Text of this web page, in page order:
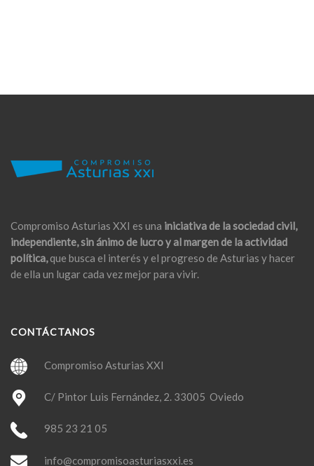
Compromiso Asturias XXI es una iniciativa de la sociedad civil,
independiente, sin ánimo de lucro y al margen de la actividad
política,que busca el interés y el progreso de Asturias y hacer
de ella un lugar cada vez mejor para vivir.
CONTÁCTANOS
Compromiso Asturias XXI
C/ Pintor Luis Fernández, 2. 33005 Oviedo
985 23 21 05
info@compromisoasturiasxxi.es